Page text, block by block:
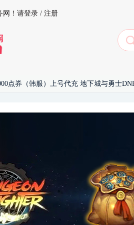
！ 请登录 / 注册
点券（韩服）上号代充 地下城与勇士